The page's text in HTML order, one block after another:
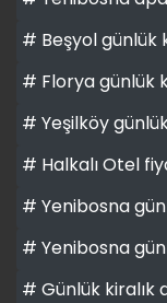
# Beşyol günlük
# Florya günlük
# Yeşilköy
# Halkalı Otel
# Yenibosna
# Yenibosna
# Günlük kiralık